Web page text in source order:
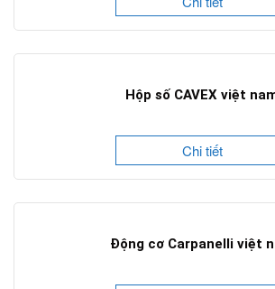
Hộp số CAVEX việt
Chi tiết
Động cơ Carpanelli việt